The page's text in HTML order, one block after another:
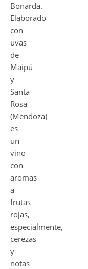
Bonarda.
Elaborado
con
uvas
de
Maipú
y
Santa
Rosa
(Mendoza)
es
un
vino
con
aromas
a
frutas
rojas,
especialmente,
cerezas
y
notas